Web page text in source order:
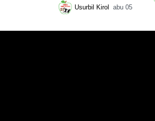
Usurbil Kirol abu 05